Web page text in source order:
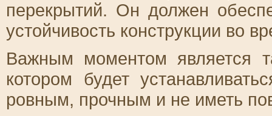
перекрытий. Он должен
устойчивость конструкции во
Важным моментом является
котором будет
ровным, прочным и не иметь